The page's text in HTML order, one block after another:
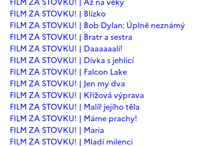
FILM ZA STOVKU! | Blízko
FILM ZA STOVKU! | Bob Dylan: Úplně neznámý
FILM ZA STOVKU! | Bratr a sestra
FILM ZA STOVKU! | Daaaaaalí!
FILM ZA STOVKU! | Dívka s jehlicí
FILM ZA STOVKU! | Falcon Lake
FILM ZA STOVKU! | Jen my dva
FILM ZA STOVKU! | Křížová výprava
FILM ZA STOVKU! | Malíř jejího těla
FILM ZA STOVKU! | Máme prachy!
FILM ZA STOVKU! | Maria
FILM ZA STOVKU! | Mladí milenci